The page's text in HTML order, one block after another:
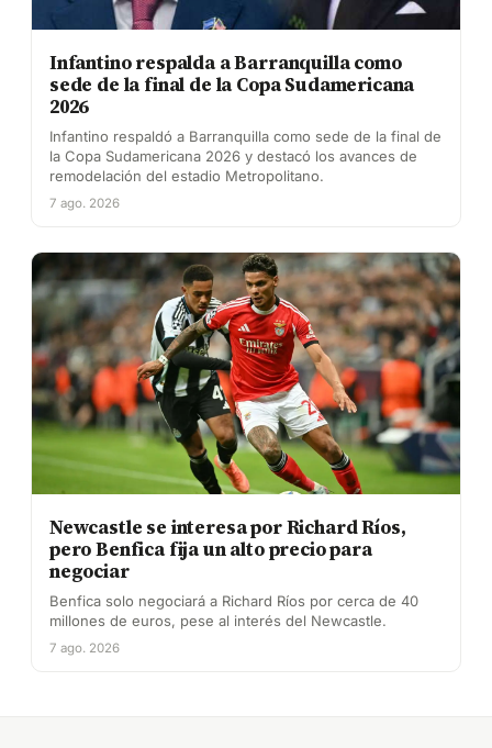
Infantino respalda a Barranquilla como
sede de la final de la Copa Sudamericana
2026
Infantino respaldó a Barranquilla como sede de la final de
la Copa Sudamericana 2026 y destacó los avances de
remodelación del estadio Metropolitano.
7 ago. 2026
Newcastle se interesa por Richard Ríos,
pero Benfica fija un alto precio para
negociar
Benfica solo negociará a Richard Ríos por cerca de 40
millones de euros, pese al interés del Newcastle.
7 ago. 2026